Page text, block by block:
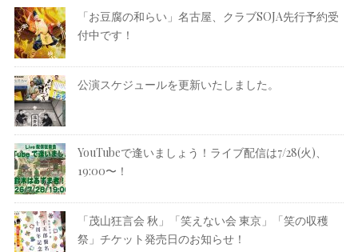
「お豆腐の和らい」名古屋、クラブSOJA先行予約受
付中です！
公演スケジュールを更新いたしました。
YouTubeで逢いましょう！ライブ配信は7/28(火)、
19:00〜！
「茂山狂言会 秋」「笑えない会 東京」「笑の収穫
祭」チケット発売日のお知らせ！